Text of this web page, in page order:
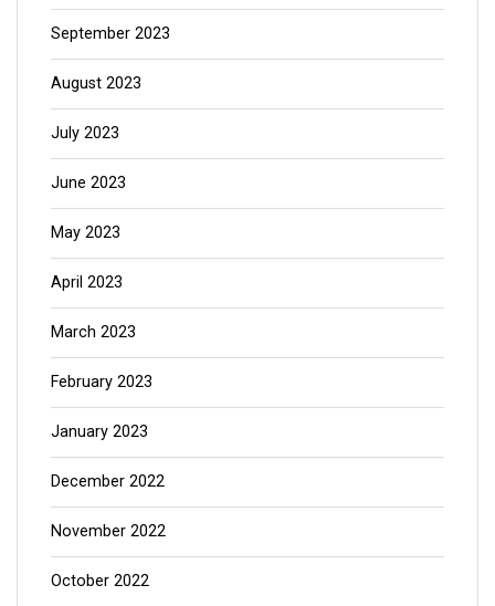
September 2023
August 2023
July 2023
June 2023
May 2023
April 2023
March 2023
February 2023
January 2023
December 2022
November 2022
October 2022